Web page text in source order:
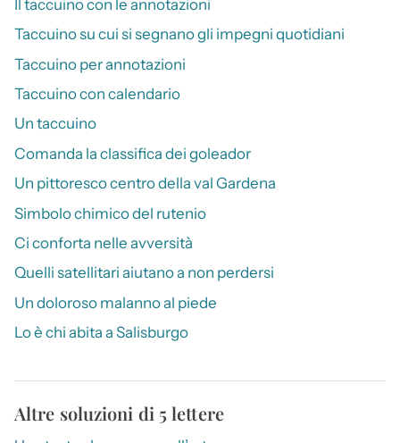
Il taccuino con le annotazioni
Taccuino su cui si segnano gli impegni quotidiani
Taccuino per annotazioni
Taccuino con calendario
Un taccuino
Comanda la classifica dei goleador
Un pittoresco centro della val Gardena
Simbolo chimico del rutenio
Ci conforta nelle avversità
Quelli satellitari aiutano a non perdersi
Un doloroso malanno al piede
Lo è chi abita a Salisburgo
Altre soluzioni di 5 lettere